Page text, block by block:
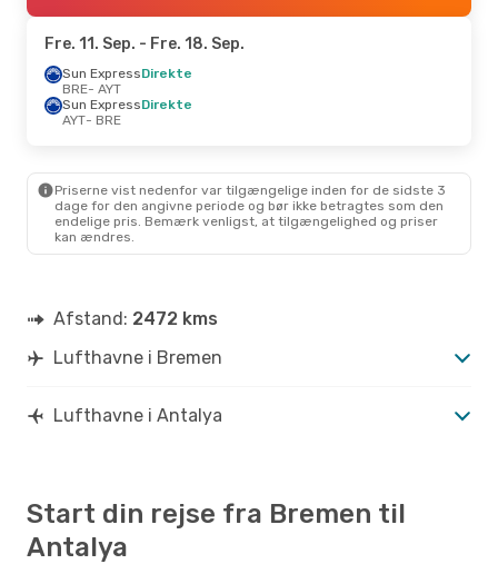
Fre. 11. Sep. - Fre. 18. Sep.
Sun ExpressDirekte
BRE- AYT
Sun ExpressDirekte
AYT- BRE
Priserne vist nedenfor var tilgængelige inden for de sidste 3
dage for den angivne periode og bør ikke betragtes som den
endelige pris. Bemærk venligst, at tilgængelighed og priser
kan ændres.
Afstand: 2472 kms
Lufthavne i Bremen
Lufthavne i Antalya
Start din rejse fra Bremen til
Antalya